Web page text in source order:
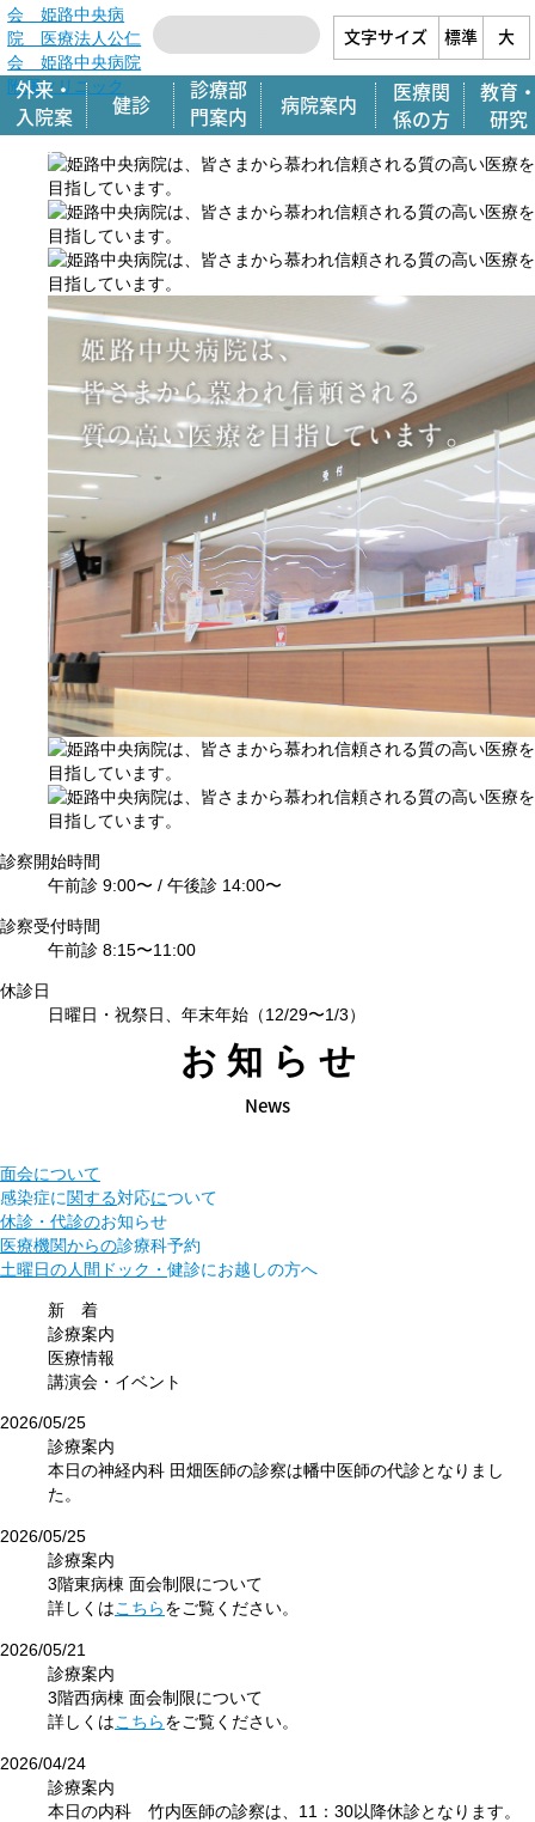
文字サイズ 標準 大
外来・
入院案
内
健診
診療部
門案内
一覧
病院案内
医療関
係の方
教育
研究
診察開始時間
午前診 9:00〜 / 午後診 14:00〜
診察受付時間
午前診 8:15〜11:00
休診日
日曜日・祝祭日、 年末年始（12/29〜1/3）
お知らせ
News
面会について
感染症に関する対応について
休診・代診のお知らせ
医療機関からの診療科予約
土曜日の人間ドック・ 健診にお越しの方へ
新 着
診療案内
医療情報
講演会・イベント
2026/05/25
診療案内
本日の神経内科 田畑医師の診察は幡中医師の代診となりまし
た。
2026/05/25
診療案内
3階東病棟 面会制限について
詳しくはこちらをご覧ください。
2026/05/21
診療案内
3階西病棟 面会制限について
詳しくはこちらをご覧ください。
2026/04/24
診療案内
本日の内科 竹内医師の診察は、11：30以降休診となります。